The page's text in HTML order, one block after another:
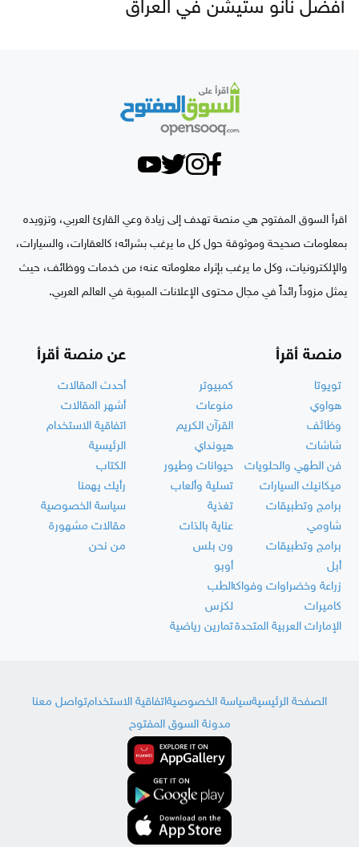
أفضل نانو ستيشن في العراق
اقرأ السوق المفتوح هي منصة تهدف إلى زيادة وعي القارئ العربي، وتزويده
بمعلومات صحيحة وموثوقة حول كل ما يرغب بشرائه؛ كالعقارات، والسيارات،
والإلكترونيات، وكل ما يرغب بإثراء معلوماته عنه؛ من خدمات ووظائف، حيث
يمثل مزوداً رائداً في مجال محتوى الإعلانات المبوبة في العالم العربي.
منصة أقرأ
تويوتا
كمبيوتر
هواوي
منوعات
وظائف
القرآن الكريم
شاشات
هيونداي
فن الطهي والحلويات
حيوانات وطيور
ميكانيك السيارات
تسلية وألعاب
برامج وتطبيقات
تغذية
شاومي
عناية بالذات
برامج وتطبيقات
ون بلس
أبل
أوبو
زراعة وخضراوات وفواكهالطب
كاميرات
لكزس
الإمارات العربية المتحدةتمارين رياضية
عن منصة أقرأ
أحدث المقالات
أشهر المقالات
اتفاقية الاستخدام
الرئيسية
الكتاب
رأيك يهمنا
سياسة الخصوصية
مقالات مشهورة
من نحن
الصفحة الرئيسيةسياسة الخصوصيةاتفاقية الاستخدامتواصل معنا
مدونة السوق المفتوح